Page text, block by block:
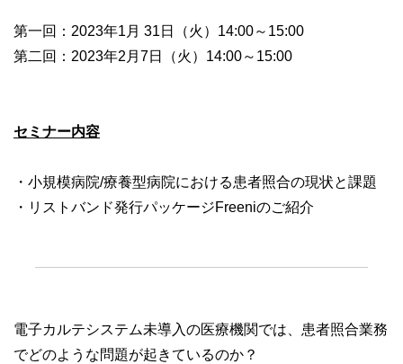
第一回：2023年1月 31日（火）14:00～15:00
第二回：2023年2月7日（火）14:00～15:00
セミナー内容
・小規模病院/療養型病院における患者照合の現状と課題
・リストバンド発行パッケージFreeniのご紹介
電子カルテシステム未導入の医療機関では、患者照合業務
でどのような問題が起きているのか？